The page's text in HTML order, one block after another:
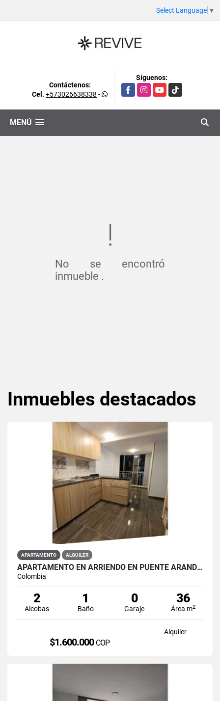
Select Language ▼
Contáctenos:
Cel. +573026638338 -
Síguenos:
FacebookInstagramYouTubeTikTok
MENÚ
No se encontró
inmueble .
Inmuebles destacados
APARTAMENTO ALQUILER
APARTAMENTO EN ARRIENDO EN PUENTE ARANDA PRIMAVERA 6-39
Colombia
2
Alcobas
1
Baño
0
Garaje
36
Área m2
Alquiler
$1.600.000 COP